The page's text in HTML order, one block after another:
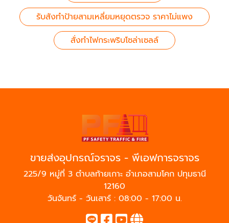
รับสังทำป้ายสามเหลี่ยมหยุดตรวจ ราคาไม่แพง
สั่งทำไฟกระพริบโซล่าเซลล์
ขายส่งอุปกรณ์จราจร - พีเอฟการจราจร
225/9 หมู่ที่ 3 ตำบลท้ายเกาะ อำเภอสามโคก ปทุมธานี
12160
วันจันทร์ - วันเสาร์ : 08:00 - 17:00 น.